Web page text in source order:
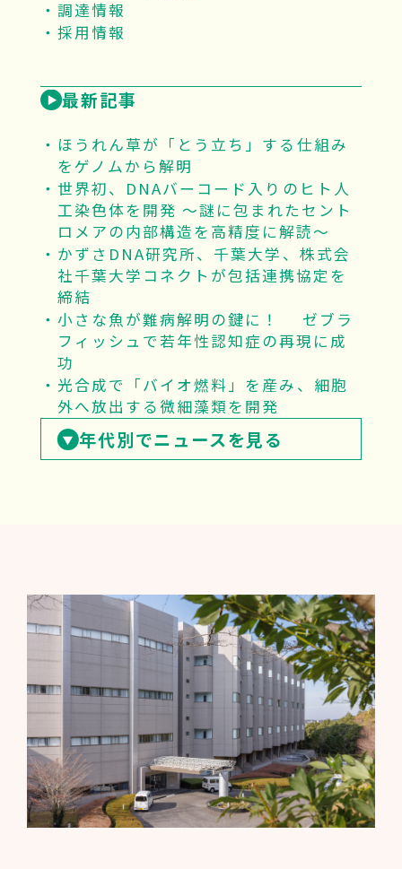
調達情報
採用情報
最新記事
ほうれん草が「とう立ち」する仕組み
をゲノムから解明
世界初、DNAバーコード入りのヒト人
工染色体を開発 ～謎に包まれたセント
ロメアの内部構造を高精度に解読～
かずさDNA研究所、千葉大学、株式会
社千葉大学コネクトが包括連携協定を
締結
小さな魚が難病解明の鍵に！ ゼブラ
フィッシュで若年性認知症の再現に成
功
光合成で「バイオ燃料」を産み、細胞
外へ放出する微細藻類を開発
年代別でニュースを見る